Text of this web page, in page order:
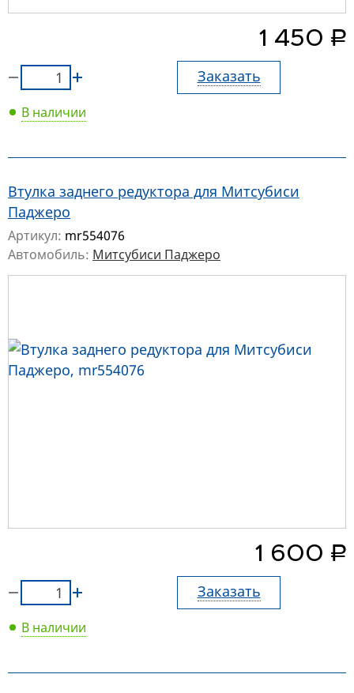
1 450 руб.
Заказать
В наличии
Втулка заднего редуктора для Митсубиси
Паджеро
Артикул: mr554076
Автомобиль: Митсубиси Паджеро
1 600 руб.
Заказать
В наличии